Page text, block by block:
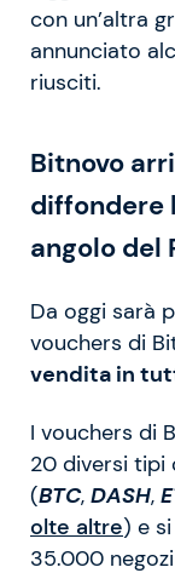
con un’altra
annunciato
riusciti.
Bitnovo
diffondere
angolo del
Da oggi sarà
vouchers di
vendita in
I vouchers di
20 diversi tipi
(BTC, DASH,
olte altre) e
35.000